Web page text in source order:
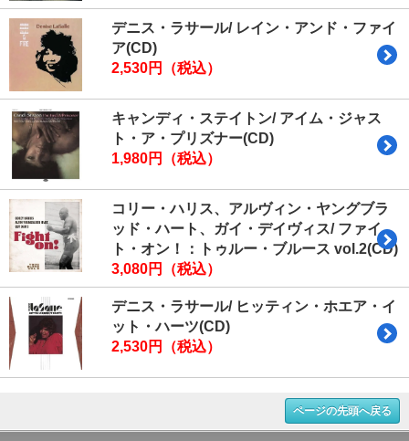
デニス・ラサール/ レイン・アンド・ファイ
ア(CD)
2,530円（税込）
キャンディ・ステイトン/ アイム・ジャス
ト・ア・プリズナー(CD)
1,980円（税込）
コリー・ハリス、アルヴィン・ヤングブラ
ッド・ハート、ガイ・デイヴィス/ ファイ
ト・オン！：トゥルー・ブルース vol.2(CD)
3,080円（税込）
デニス・ラサール/ ヒッティン・ホエア・イ
ット・ハーツ(CD)
2,530円（税込）
ページの先頭へ戻る